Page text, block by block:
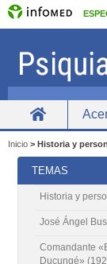
Inicio > Historia y
TEMAS
Historia y
José Ángel
Comandante
Ducungé»